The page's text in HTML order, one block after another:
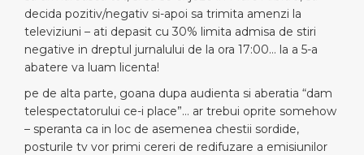
decida pozitiv/negativ si-apoi sa trimita amenzi la
televiziuni – ati depasit cu 30% limita admisa de stiri
negative in dreptul jurnalului de la ora 17:00… la a 5-a
abatere va luam licenta!
pe de alta parte, goana dupa audienta si aberatia “dam
telespectatorului ce-i place”… ar trebui oprite somehow
– speranta ca in loc de asemenea chestii sordide,
posturile tv vor primi cereri de redifuzare a emisiunilor